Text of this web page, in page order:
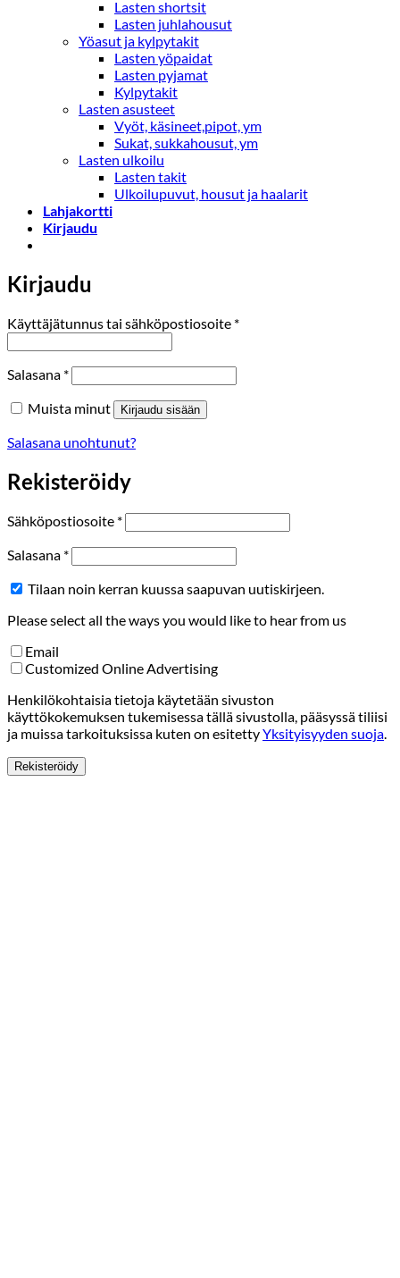
Lasten shortsit
Lasten juhlahousut
Yöasut ja kylpytakit
Lasten yöpaidat
Lasten pyjamat
Kylpytakit
Lasten asusteet
Vyöt, käsineet,pipot, ym
Sukat, sukkahousut, ym
Lasten ulkoilu
Lasten takit
Ulkoilupuvut, housut ja haalarit
Lahjakortti
Kirjaudu
Kirjaudu
Käyttäjätunnus tai sähköpostiosoite *Vaaditaan
Salasana *Vaaditaan
Muista minut Kirjaudu sisään
Salasana unohtunut?
Rekisteröidy
Sähköpostiosoite *Vaaditaan
Salasana *Vaaditaan
Tilaan noin kerran kuussa saapuvan uutiskirjeen.
Please select all the ways you would like to hear from us
Email
Customized Online Advertising
Henkilökohtaisia tietoja käytetään sivuston
käyttökokemuksen tukemisessa tällä sivustolla, pääsyssä tiliisi
ja muissa tarkoituksissa kuten on esitettyYksityisyyden suoja
Rekisteröidy